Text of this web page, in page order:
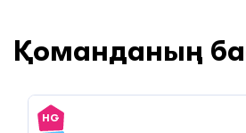
Қоманданың
HG